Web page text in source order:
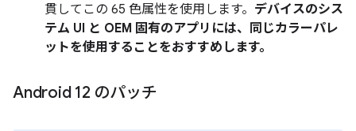
貫してこの 65 色属性を使用します。 デバイスのシス
テム UI と OEM 固有のアプリには、同じカラーパレ
ットを使用することをおすすめします。
Android 12 のパッチ